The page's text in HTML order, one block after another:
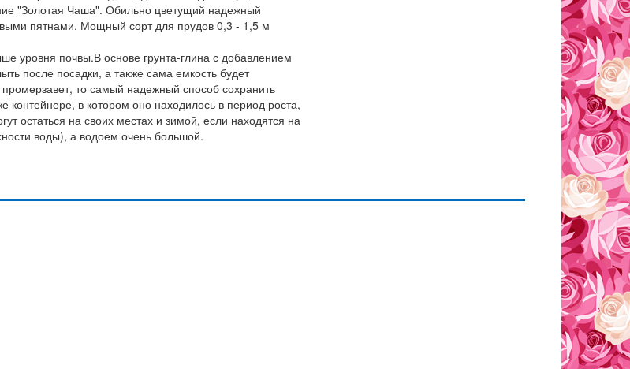
"Золотая Чаша". Обильно цветущий надежный
пятнами. Мощный сорт для прудов 0,3 - 1,5 м
уровня почвы.В основе грунта-глина с добавлением
после посадки, а также сама емкость будет
то самый надежный способ сохранить
в котором оно находилось в период роста,
остаться на своих местах и зимой, если находятся на
воды), а водоем очень большой.